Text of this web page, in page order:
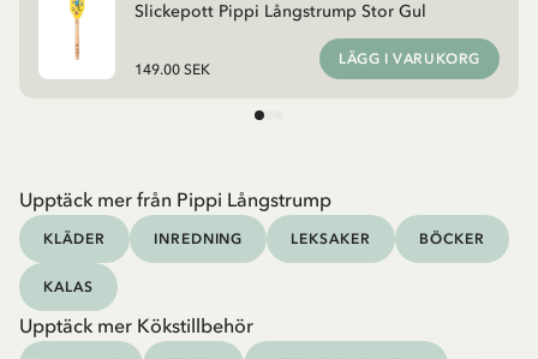
Slickepott Pippi Långstrump Stor Gul
149.00 SEK
LÄGG I VARUKORG
Upptäck mer från Pippi Långstrump
KLÄDER INREDNING LEKSAKER BÖCKER
KALAS
Upptäck mer Kökstillbehör